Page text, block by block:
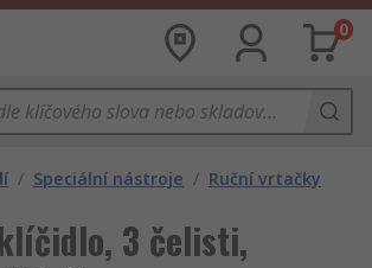
0
/ Speciální nástroje / Ruční vrtačky
3 čelisti,